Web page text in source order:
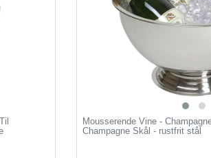
Mousserende Vine -
Champagne Skål - rustfrit stål